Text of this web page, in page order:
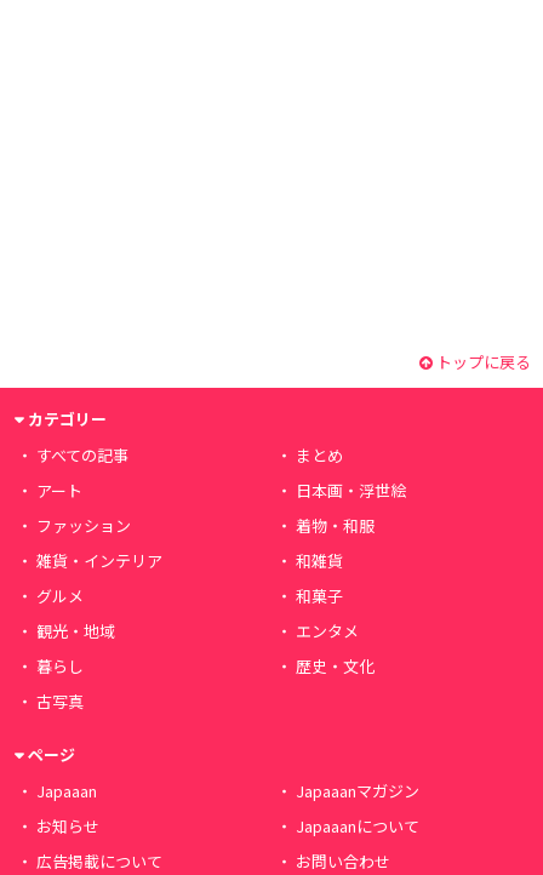
トップに戻る
カテゴリー
すべての記事
まとめ
アート
日本画・浮世絵
ファッション
着物・和服
雑貨・インテリア
和雑貨
グルメ
和菓子
観光・地域
エンタメ
暮らし
歴史・文化
古写真
ページ
Japaaan
Japaaanマガジン
お知らせ
Japaaanについて
広告掲載について
お問い合わせ